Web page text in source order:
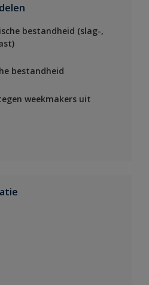
bestandheid (slag-,
bestandheid
weekmakers uit